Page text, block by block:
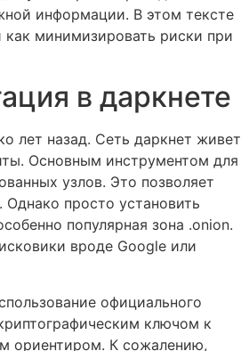
информации. В этом тексте
минимизировать риски при
в даркнете
лет назад. Сеть даркнет живет
Основным инструментом для
узлов. Это позволяет
просто установить
популярная зона .onion.
вроде Google или
официального
ключом к
ориентиром. К сожалению,